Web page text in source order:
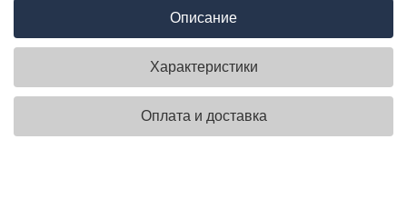
Описание
Характеристики
Оплата и доставка